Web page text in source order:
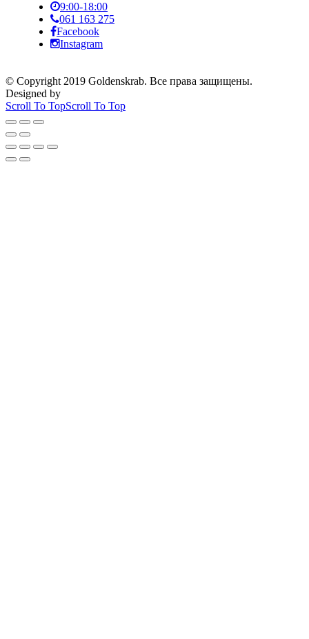
9:00-18:00
061 163 275
Facebook
Instagram
© Copyright 2019 Goldenskrab. Все права защищены.
Designed by
Scroll To TopScroll To Top